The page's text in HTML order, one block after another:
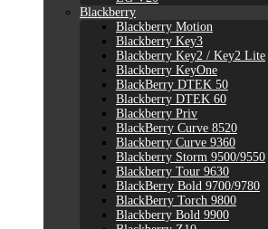
Blackberry
Blackberry Motion
Blackberry Key3
Blackberry Key2 / Key2 Lite
Blackberry KeyOne
BlackBerry DTEK 50
Blackberry DTEK 60
Blackberry Priv
BlackBerry Curve 8520
Blackberry Curve 9360
Blackberry Storm 9500/9550
Blackberry Tour 9630
BlackBerry Bold 9700/9780
BlackBerry Torch 9800
Blackberry Bold 9900